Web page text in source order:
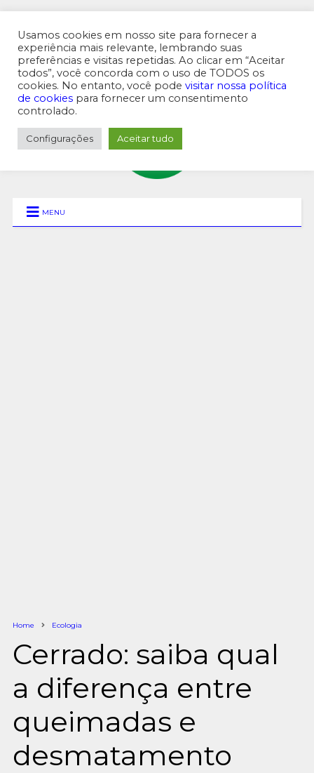
MENU SUPERIOR
MENU
Home Ecologia
Cerrado: saiba qual
a diferença entre
queimadas e
desmatamento
Usamos cookies em nosso site para fornecer a
experiência mais relevante, lembrando suas
preferências e visitas repetidas. Ao clicar em “Aceitar
todos”, você concorda com o uso de TODOS os
cookies. No entanto, você pode visitar nossa política
de cookies para fornecer um consentimento
controlado.
Configurações Aceitar tudo